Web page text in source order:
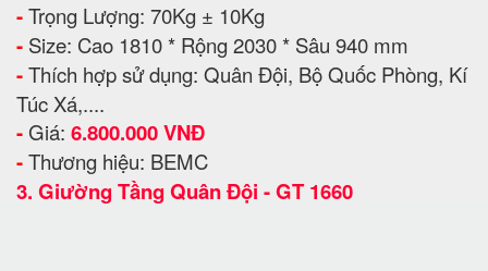
-Trọng Lượng: 70Kg ± 10Kg
- Size: Cao 1810 * Rộng 2030 * Sâu 940 mm
-Thích hợp sử dụng: Quân Đội, Bộ Quốc Phòng, Kí
Túc Xá,....
- Giá: 6.800.000 VNĐ
-Thương hiệu: BEMC
3. Giường Tầng Quân Đội - GT 1660